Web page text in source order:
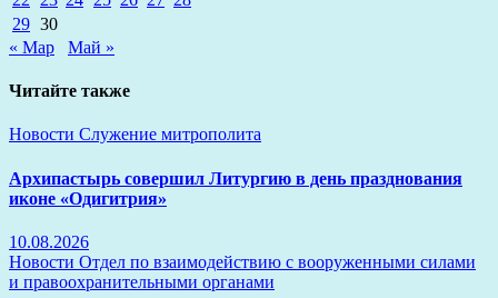
29 30
« Мар
Май »
Читайте также
Новости Служение митрополита
Архипастырь совершил Литургию в день празднования
иконе «Одигитрия»
10.08.2026
Новости Отдел по взаимодействию с вооруженными силами
и правоохранительными органами